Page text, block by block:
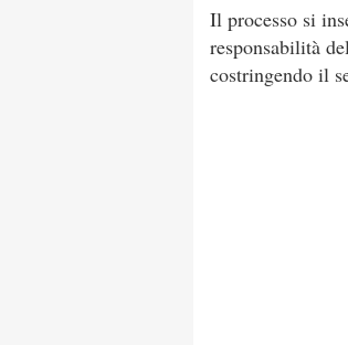
Il processo si
responsabilità
costringendo il